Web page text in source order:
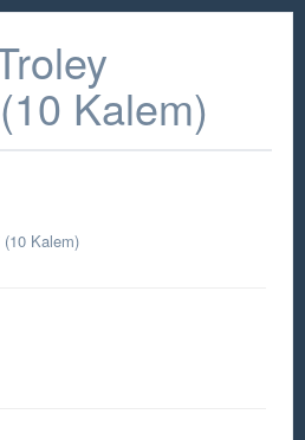
Kalem)
Kalem)